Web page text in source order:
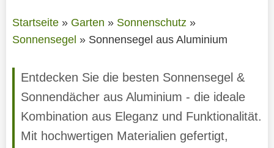
Startseite» Garten » Sonnenschutz»
Sonnensegel » Sonnensegel aus Aluminium
Entdecken Sie die besten Sonnensegel &
Sonnendächer aus Aluminium - die ideale
Kombination aus Eleganz und Funktionalität.
Mit hochwertigen Materialien gefertigt,